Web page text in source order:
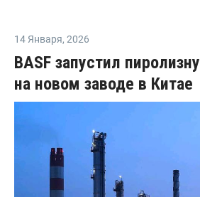
14 Января, 2026
BASF запустил
на новом заводе в Китае